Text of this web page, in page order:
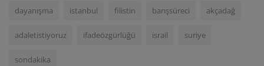
dayanışma istanbul filistin barışsüreci akçadağ
adaletistiyoruz ifadeözgürlüğü israil suriye
sondakika